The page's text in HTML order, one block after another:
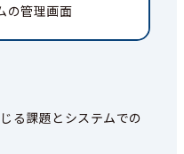
の管理画面
る課題とシステムでの